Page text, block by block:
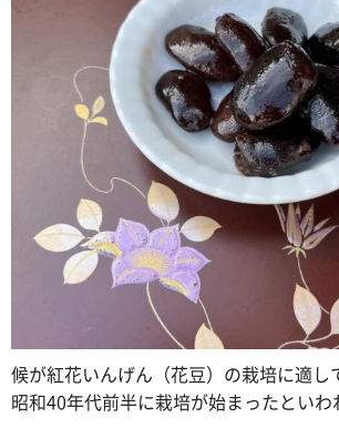
候が紅花いんげん（花豆）の栽培に適し
昭和40年代前半に栽培が始まったといわ